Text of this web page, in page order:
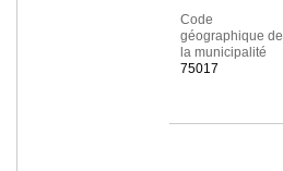
Code
géographique de
la municipalité
75017